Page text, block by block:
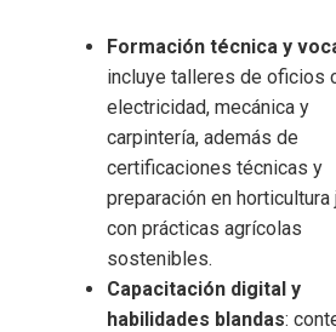
Formación técnica y
incluye talleres de oficios
electricidad, mecánica y
carpintería, además de
certificaciones técnicas y
preparación en horticultura
con prácticas agrícolas
sostenibles.
Capacitación digital y
habilidades blandas: